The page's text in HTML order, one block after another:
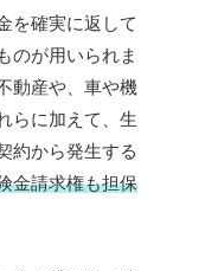
を確実に返して
のが用いられま
動産や、車や機
らに加えて、生
約から発生する
金請求権も担保